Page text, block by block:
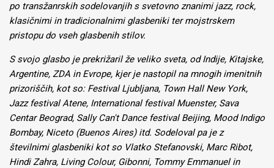
po transžanrskih sodelovanjih s svetovno znanimi jazz, rock,
klasičnimi in tradicionalnimi glasbeniki ter mojstrskem
pristopu do vseh glasbenih stilov.
S svojo glasbo je prekrižaril že veliko sveta, od Indije, Kitajske,
Argentine, ZDA in Evrope, kjer je nastopil na mnogih imenitnih
prizoriščih, kot so: Festival Ljubljana, Town Hall New York,
Jazz festival Atene, International festival Muenster, Sava
Centar Beograd, Sally Can't Dance festival Beijing, Mood Indigo
Bombay, Niceto (Buenos Aires) itd. Sodeloval pa je z
številnimi glasbeniki kot so Vlatko Stefanovski, Marc Ribot,
Hindi Zahra, Living Colour, Gibonni, Tommy Emmanuel in